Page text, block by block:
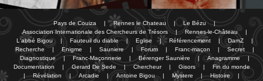
Pays de Couiza | Rennes le Chateau | Le Bézu
|
Association Internationale des Chercheurs de Trésors
| Rennes-le-Château
|
L'abbé Bigou
| Fauteuil du diable | Eglise | Référencement | DamZ
|
Recherche
| Enigme | Sauniere | Forum | Franc-maçon | Secret
|
Diagnostique
| Franc-Maçonnerie | Bérenger Saunière | Anagramme
|
Documentation
| Gerard De Sede | Chercheur | Gisors |
Fin du monde
|
Révélation | Arcadie | Antoine Bigou | Mystere | Histoire |